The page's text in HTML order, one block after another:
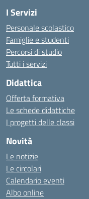
I Servizi
Personale scolastico
Famiglie e studenti
Percorsi di studio
Tutti i servizi
Didattica
Offerta formativa
Le schede didattiche
I progetti delle classi
Novità
Le notizie
Le circolari
Calendario eventi
Albo online